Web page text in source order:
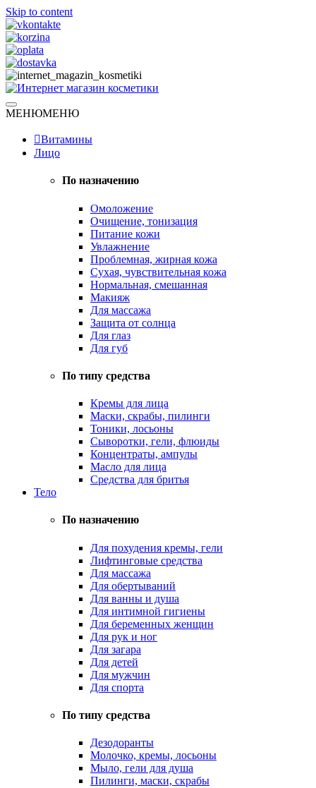
Skip to content
Интернет магазин косметики
Натуральная косметика
МЕНЮМЕНЮ
Витамины
Лицо
По назначению
Омоложение
Очищение, тонизация
Питание кожи
Увлажнение
Проблемная, жирная кожа
Сухая, чувствительная кожа
Нормальная, смешанная
Макияж
Для массажа
Защита от солнца
Для глаз
Для губ
По типу средства
Кремы для лица
Маски, скрабы, пилинги
Тоники, лосьоны
Сыворотки, гели, флюиды
Концентраты, ампулы
Масло для лица
Средства для бритья
Тело
По назначению
Для похудения кремы, гели
Лифтинговые средства
Для массажа
Для обертываний
Для ванны и душа
Для интимной гигиены
Для беременных женщин
Для рук и ног
Для загара
Для детей
Для мужчин
Для спорта
По типу средства
Дезодоранты
Молочко, кремы, лосьоны
Мыло, гели для душа
Пилинги, маски, скрабы